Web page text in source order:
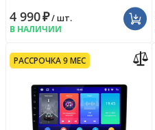
4 990₽/ шт.
В НАЛИЧИИ
РАССРОЧКА 9 МЕС